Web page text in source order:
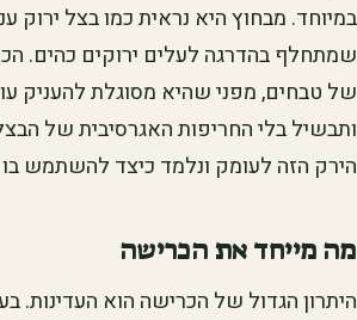
במיוחד. מבחוץ היא נראית כמו בצל ירוק
שמתחלף בהדרגה לעלים ירוקים כהים.
של טבחים, מפני שהיא מסוגלת להעניק
ותבשיל בלי החריפות האגרסיבית של
הירק הזה לעומק ונלמד כיצד להשתמש בו
מה מייחד את הכרישה
היתרון הגדול של הכרישה הוא העדינות.